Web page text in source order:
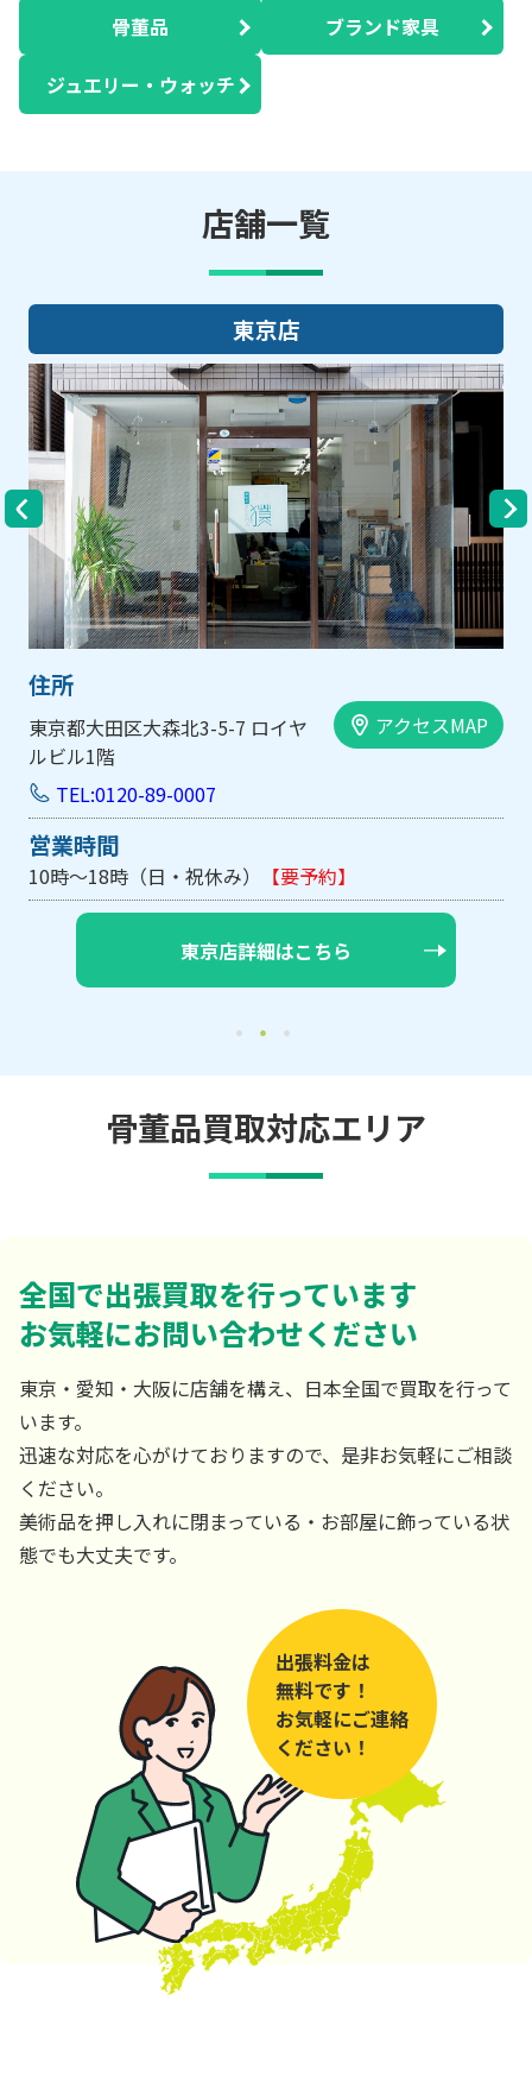
骨董品 ブランド家具
ジュエリー・ウォッチ
店舗一覧
大阪店
住所
大阪市中央区内平野町1-1-5 西大
手前ビル103号
アクセスMAP
TEL:0120-89-0007
営業時間
10時～18時（日・祝休み/土曜は不定休）
大阪店詳細はこちら
骨董品買取対応エリア
全国で出張買取を行っています
お気軽にお問い合わせください
東京・愛知・大阪に店舗を構え、日本全国で買取を行って
います。
迅速な対応を心がけておりますので、是非お気軽にご相談
ください。
美術品を押し入れに閉まっている・お部屋に飾っている状
態でも大丈夫です。
出張料金は
無料です！
お気軽にご連絡
ください！